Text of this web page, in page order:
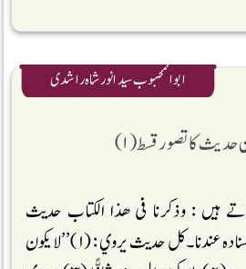
ابوالمحبوب سیدانورشاہ راشدی
کا تصور قسط (۱)
ہیں : وذكرنا فى هذا الكتاب حديث
حسن:فإنما أردنا به حسن إسناده عندنا۔كل حديث يروي : (۱) ’’لا يكون